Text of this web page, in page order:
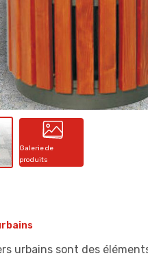
Galerie de
produits
urbains sont des